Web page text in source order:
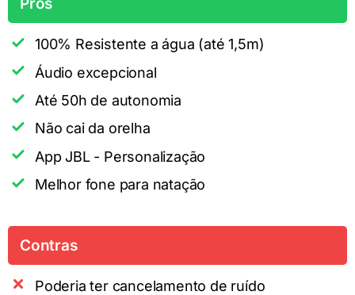
Prós
100% Resistente a água (até 1,5m)
Áudio excepcional
Até 50h de autonomia
Não cai da orelha
App JBL - Personalização
Melhor fone para natação
Contras
Poderia ter cancelamento de ruído